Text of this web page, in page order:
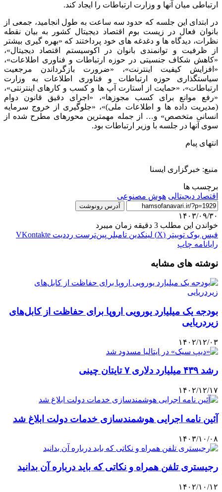
ارتباطی میان آنها و وزارت ارتباطات را ایجاد کند.
در ابتدای این جلسه که حدود سه ساعت به طول انجامید، جمعی از
بانوان فعال در زیست بوم اقتصاد دیجیتال کشور به بیان نقطه
نظرات، دیدگاه ها و دغدغه های خود پرداختند که «بهره گیری بیشتر
از ظرفیت و توانمندی بانوان در اکوسیستم اقتصاد دیجیتال»،
«کاهش شکاف جنسیتی در حوزه ارتباطات و فناوری اطلاعات»،
«افزایش کیفیت اینترنت»، «ضرورت بازگرداندن مرجعیت
سیاستگذاری حوزه ارتباطات و فناوری اطلاعات به وزارت
ارتباطات»، «حمایت از استارت آپ ها و کسب و کارهای اینترنتی»،
«رفع موانع برای کسب مجوزها»، «اجرای دقیق قانون دوام
(مدیریت داده ها و اطلاعات ملی)»، «جلوگیری از خروج سرمایه
انسانی متخصص» و… از جمله مهمترین محورهای مطرح شده از
سوی آنها در جلسه با وزیر ارتباطات بود.
انتهای پیام
منبع: خبرگزاری ایسنا
برچسب ها
اقتصاد دیجیتالی هوش مصنوعی
آدرس رونوشت
۱۴۰۳/۰۹/۳۰
خواندن این مطلب 3 دقیقه زمان میبرد
فیس بوک توییتر (X) لینکدین ‫تامبلر ‫پین‌ترست ‫رددیت ‫VKontakte
رایانامه چاپ
نوشته های مشابه
بودجه یک میلیارد یورویی اروپا برای حفاظت از کابل‌های
زیردریایی
۱۴۰۲/۱۲/۰۳
رشد ۴۳۹ میلیارد دلاری ۷ تایتان چینی
۱۴۰۲/۱۲/۱۷
آئین نامه اجرایی هوشمندسازی خدمات دولت ابلاغ شد
۱۴۰۳/۱۰/۰۸
رجیستری تلفن همراه و نکاتی که باید درباره آن بدانید
۱۴۰۲/۱۰/۱۲